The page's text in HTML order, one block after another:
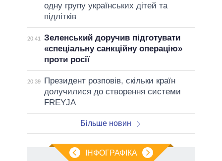
одну групу українських дітей та
підлітків
20:41
Зеленський доручив підготувати
«спеціальну санкційну операцію»
проти росії
20:39
Президент розповів, скільки країн
долучилися до створення системи
FREYJA
Більше новин
ІНФОГРАФІКА